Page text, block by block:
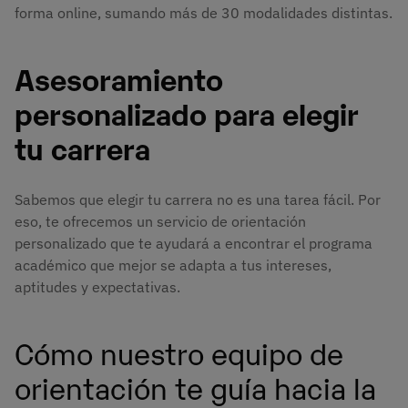
forma online, sumando más de 30 modalidades distintas.
Asesoramiento
personalizado para elegir
tu carrera
Sabemos que elegir tu carrera no es una tarea fácil. Por
eso, te ofrecemos un servicio de orientación
personalizado que te ayudará a encontrar el programa
académico que mejor se adapta a tus intereses,
aptitudes y expectativas.
Cómo nuestro equipo de
orientación te guía hacia la